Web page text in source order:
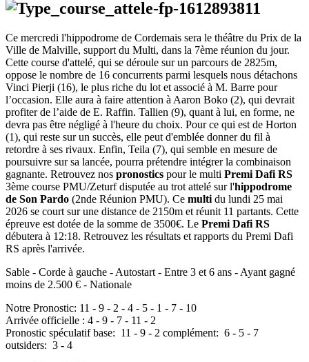
Ce mercredi l'hippodrome de Cordemais sera le théâtre du Prix de la
Ville de Malville, support du Multi, dans la 7ème réunion du jour.
Cette course d'attelé, qui se déroule sur un parcours de 2825m,
oppose le nombre de 16 concurrents parmi lesquels nous détachons
Vinci Pierji (16), le plus riche du lot et associé à M. Barre pour
l’occasion. Elle aura à faire attention à Aaron Boko (2), qui devrait
profiter de l’aide de E. Raffin. Tallien (9), quant à lui, en forme, ne
devra pas être négligé à l'heure du choix. Pour ce qui est de Horton
(1), qui reste sur un succès, elle peut d'emblée donner du fil à
retordre à ses rivaux. Enfin, Teila (7), qui semble en mesure de
poursuivre sur sa lancée, pourra prétendre intégrer la combinaison
gagnante. Retrouvez nos pronostics pour le multi Premi Dafi RS
3ème course PMU/Zeturf disputée au trot attelé sur l'hippodrome
de Son Pardo (2nde Réunion PMU). Ce multi du lundi 25 mai
2026 se court sur une distance de 2150m et réunit 11 partants. Cette
épreuve est dotée de la somme de 3500€. Le Premi Dafi RS
débutera à 12:18. Retrouvez les résultats et rapports du Premi Dafi
RS après l'arrivée.
Sable - Corde à gauche - Autostart - Entre 3 et 6 ans - Ayant gagné
moins de 2.500 € - Nationale
Notre Pronostic: 11 - 9 - 2 - 4 - 5 - 1 - 7 - 10
Arrivée officielle : 4 - 9 - 7 - 11 - 2
Pronostic spéculatif base: 11 - 9 - 2 complément: 6 - 5 - 7
outsiders: 3 - 4